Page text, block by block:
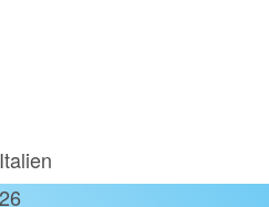
Italien